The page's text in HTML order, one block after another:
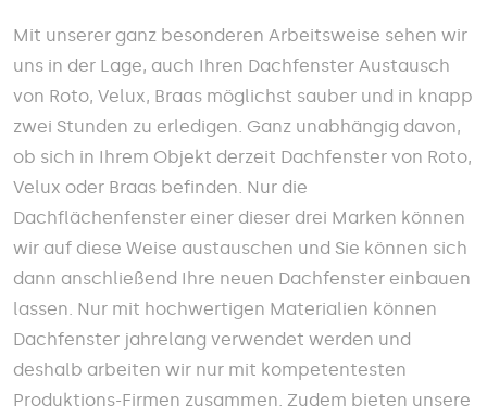
Mit unserer ganz besonderen Arbeitsweise sehen wir
uns in der Lage, auch Ihren Dachfenster Austausch
von Roto, Velux, Braas möglichst sauber und in knapp
zwei Stunden zu erledigen. Ganz unabhängig davon,
ob sich in Ihrem Objekt derzeit Dachfenster von Roto,
Velux oder Braas befinden. Nur die
Dachflächenfenster einer dieser drei Marken können
wir auf diese Weise austauschen und Sie können sich
dann anschließend Ihre neuen Dachfenster einbauen
lassen. Nur mit hochwertigen Materialien können
Dachfenster jahrelang verwendet werden und
deshalb arbeiten wir nur mit kompetentesten
Produktions-Firmen zusammen. Zudem bieten unsere